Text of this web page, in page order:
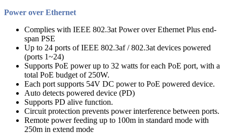
Power over Ethernet
Complies with IEEE 802.3at Power over Ethernet Plus end-
span PSE
Up to 24 ports of IEEE 802.3af / 802.3at devices powered
(ports 1~24)
Supports PoE power up to 32 watts for each PoE port, with a
total PoE budget of 250W.
Each port supports 54V DC power to PoE powered device.
Auto detects powered device (PD)
Supports PD alive function.
Circuit protection prevents power interference between ports.
Remote power feeding up to 100m in standard mode with
250m in extend mode